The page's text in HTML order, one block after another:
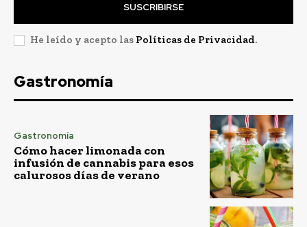
SUSCRIBIRSE
He leído y acepto las Políticas de Privacidad.
Gastronomía
Gastronomía
Cómo hacer limonada con
infusión de cannabis para esos
calurosos días de verano